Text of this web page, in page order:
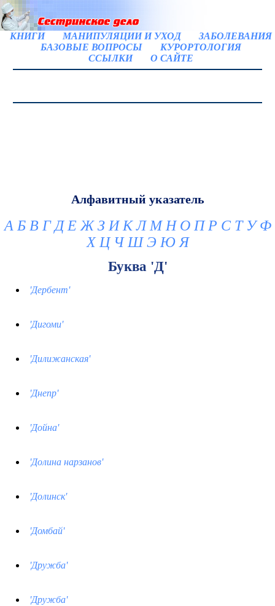
КНИГИ МАНИПУЛЯЦИИ И УХОД
ЗАБОЛЕВАНИЯ
БАЗОВЫЕ ВОПРОСЫ
КУРОРТОЛОГИЯ
ССЫЛКИ
О САЙТЕ
Алфавитный указатель
А Б В Г Д Е Ж З И К Л М Н О П Р С Т У Ф
Х Ц Ч Ш Э Ю Я
Буква 'Д'
'Дербент'
'Дигоми'
'Дилижанская'
'Днепр'
'Дойна'
'Долина нарзанов'
'Долинск'
'Домбай'
'Дружба'
'Дружба'